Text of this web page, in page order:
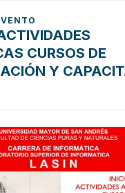
CURSOS DE
Y